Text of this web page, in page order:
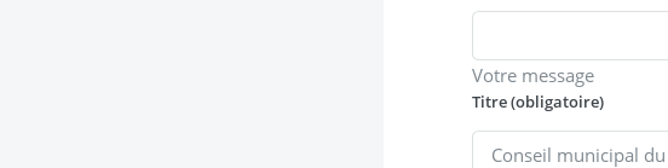
Votre message
Titre (obligatoire)